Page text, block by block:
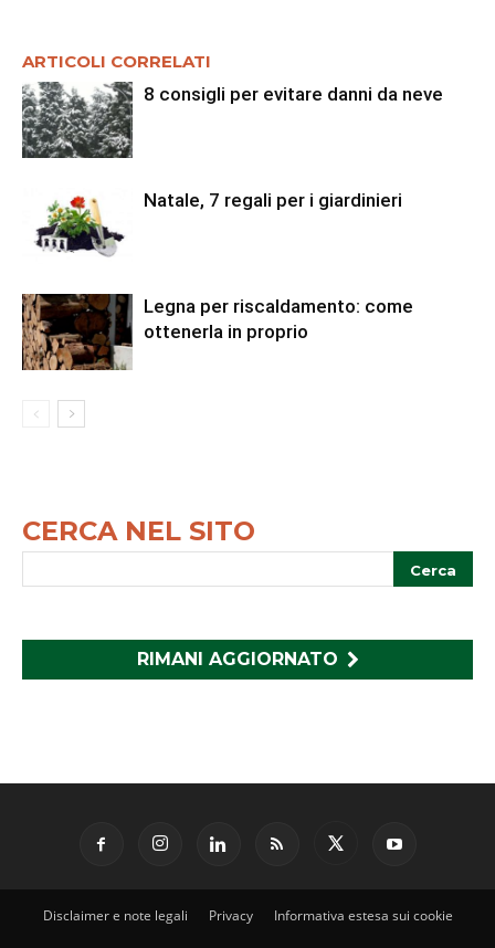
ARTICOLI CORRELATI
8 consigli per evitare danni da neve
Natale, 7 regali per i giardinieri
Legna per riscaldamento: come
ottenerla in proprio
CERCA NEL SITO
RIMANI AGGIORNATO
Disclaimer e note legali Privacy Informativa estesa sui cookie